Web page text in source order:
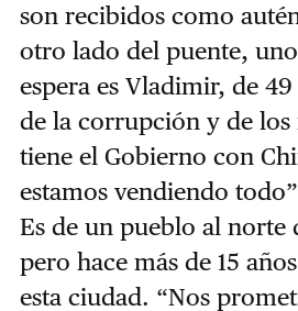
son recibidos como
otro lado del puente,
espera es Vladimir, de
de la corrupción y de los
tiene el Gobierno con
estamos vendiendo
Es de un pueblo al norte
pero hace más de 15
esta ciudad. “Nos